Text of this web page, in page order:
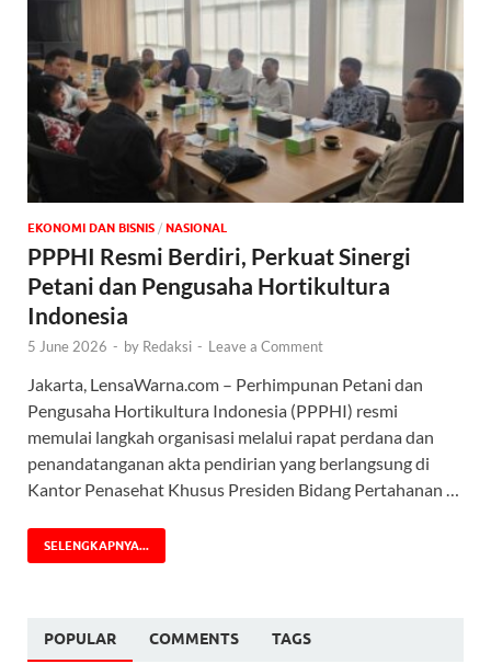
EKONOMI DAN BISNIS / NASIONAL
PPPHI Resmi Berdiri, Perkuat Sinergi
Petani dan Pengusaha Hortikultura
Indonesia
5 June 2026 - by Redaksi - Leave a Comment
Jakarta, LensaWarna.com – Perhimpunan Petani dan
Pengusaha Hortikultura Indonesia (PPPHI) resmi
memulai langkah organisasi melalui rapat perdana dan
penandatanganan akta pendirian yang berlangsung di
Kantor Penasehat Khusus Presiden Bidang Pertahanan …
SELENGKAPNYA...
POPULAR COMMENTS TAGS